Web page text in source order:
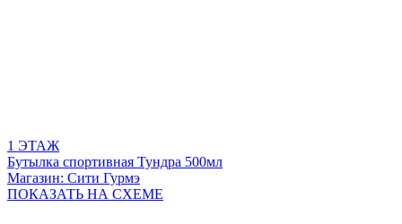
1 ЭТАЖ
Бутылка спортивная Тундра 500мл
Магазин: Сити Гурмэ
ПОКАЗАТЬ НА СХЕМЕ